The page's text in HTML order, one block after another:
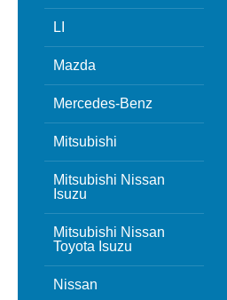
LI
Mazda
Mercedes-Benz
Mitsubishi
Mitsubishi Nissan
Isuzu
Mitsubishi Nissan
Toyota Isuzu
Nissan